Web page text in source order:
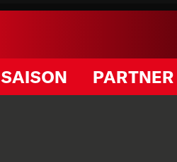
SAISON PARTNER